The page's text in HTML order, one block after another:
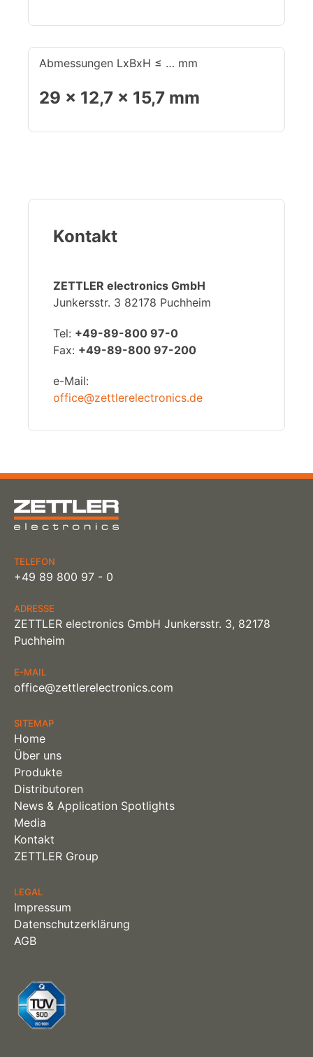
Abmessungen LxBxH ≤ … mm
29 x 12,7 x 15,7 mm
Kontakt
ZETTLER electronics GmbH
Junkersstr. 3 82178 Puchheim
Tel: +49-89-800 97-0
Fax: +49-89-800 97-200
e-Mail:
office@zettlerelectronics.de
TELEFON
+49 89 800 97 - 0
ADRESSE
ZETTLER electronics GmbH Junkersstr. 3, 82178
Puchheim
E-MAIL
office@zettlerelectronics.com
SITEMAP
Home
Über uns
Produkte
Distributoren
News & Application Spotlights
Media
Kontakt
ZETTLER Group
LEGAL
Impressum
Datenschutzerklärung
AGB